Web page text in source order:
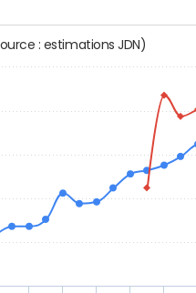
au m2 (source : estimations JDN)